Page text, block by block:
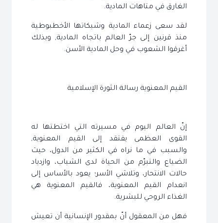
الغارق في متاهات المادية.
لقد سعى زعماء المادية وشبكاتها الأخطبوطية
منذ قرنين إلى جرّ العالم باتجاه المادية, وبذلك
أغرقوا الشعوب في وحل المادية الأسن.
القيم المعنوية رسالة الثورة الإسلامية
إنّ العالم اليوم في مسيرته التي اختطتها له
القوى العظمى يفتقد إلى القيم المعنوية,
والسبب في ما نراه في الكثير من الدول، حيث
الضياع والتبرّم من الحياة لدى الشباب، وازدياد
حالات الانتحار، وتلاشي الأسر؛ يعود بالأساس إلى
انعدام القيم المعنوية، فالقيم المعنوية هي
الغذاء الروحي للبشرية.
فهل من المعقول أنّ بمقدور الإنسانية أن تعيش